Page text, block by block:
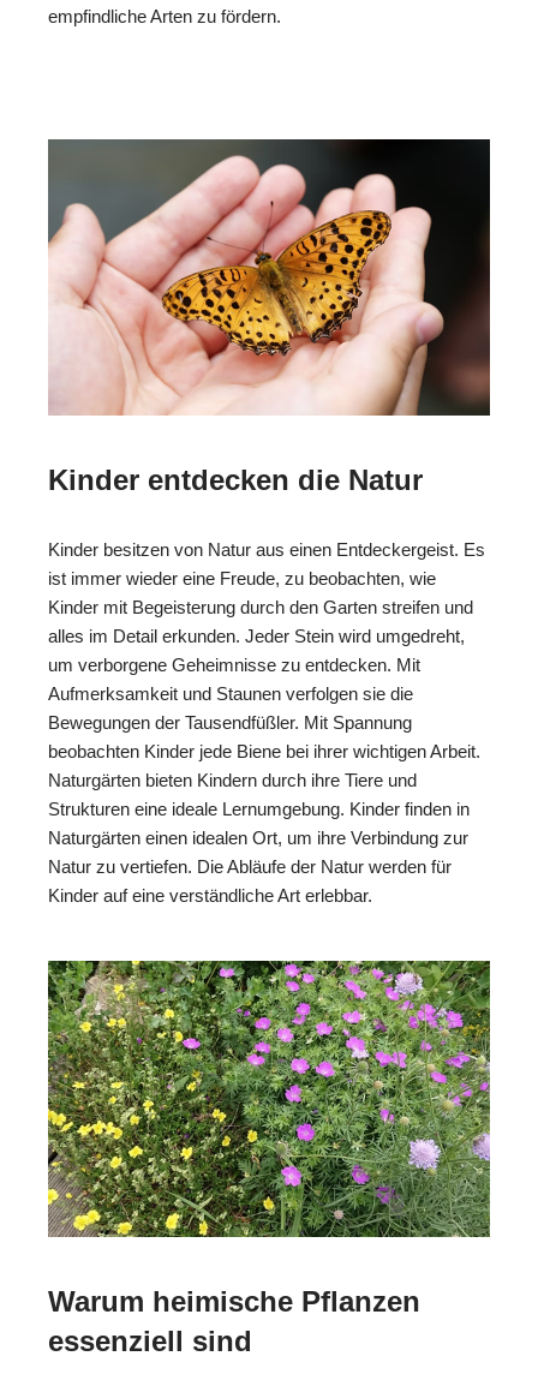
empfindliche Arten zu fördern.
Kinder entdecken die Natur
Kinder besitzen von Natur aus einen Entdeckergeist. Es
ist immer wieder eine Freude, zu beobachten, wie
Kinder mit Begeisterung durch den Garten streifen und
alles im Detail erkunden. Jeder Stein wird umgedreht,
um verborgene Geheimnisse zu entdecken. Mit
Aufmerksamkeit und Staunen verfolgen sie die
Bewegungen der Tausendfüßler. Mit Spannung
beobachten Kinder jede Biene bei ihrer wichtigen Arbeit.
Naturgärten bieten Kindern durch ihre Tiere und
Strukturen eine ideale Lernumgebung. Kinder finden in
Naturgärten einen idealen Ort, um ihre Verbindung zur
Natur zu vertiefen. Die Abläufe der Natur werden für
Kinder auf eine verständliche Art erlebbar.
Warum heimische Pflanzen
essenziell sind